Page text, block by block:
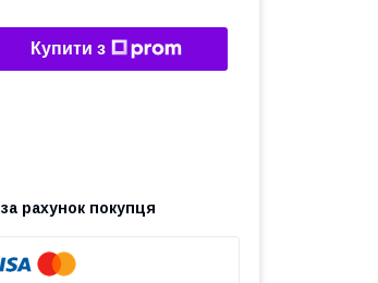
Купити з
за рахунок покупця